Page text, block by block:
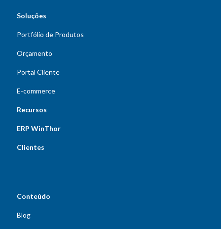
Soluções
Portfólio de Produtos
Orçamento
Portal Cliente
E-commerce
Recursos
ERP WinThor
Clientes
Conteúdo
Blog